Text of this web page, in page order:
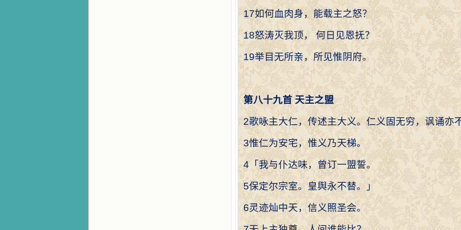
17如何血肉身，能载主之怒？
18怒涛灭我顶， 何日见恩抚？
19举目无所亲，所见惟阴府。
第八十九首 天主之盟
2歌咏主大仁，传述主大义。仁义固无穷，讽诵亦
3惟仁为安宅，惟义乃天梯。
4「我与仆达味，曾订一盟誓。
5保定尔宗室。皇舆永不替。」
6灵迹灿中天，信义照圣会。